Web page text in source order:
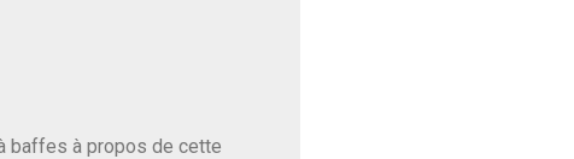
baffes à propos de cette